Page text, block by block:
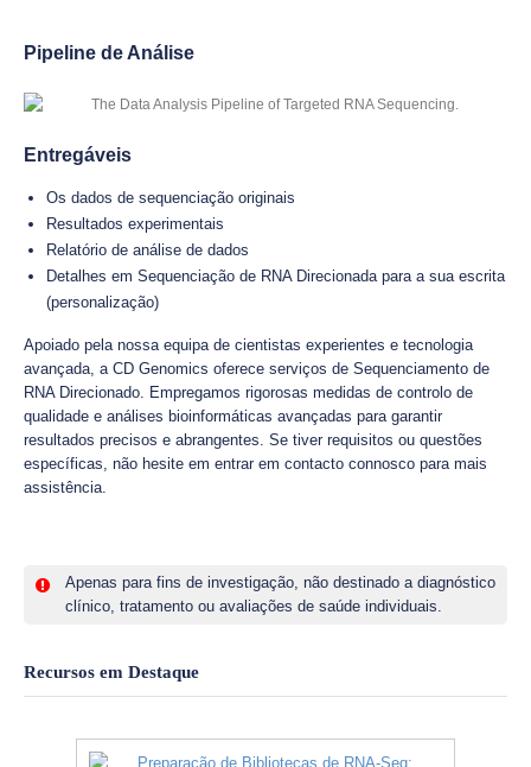
Pipeline de Análise
Entregáveis
Os dados de sequenciação originais
Resultados experimentais
Relatório de análise de dados
Detalhes em Sequenciação de RNA Direcionada para a sua escrita
(personalização)
Apoiado pela nossa equipa de cientistas experientes e tecnologia
avançada, a CD Genomics oferece serviços de Sequenciamento de
RNA Direcionado. Empregamos rigorosas medidas de controlo de
qualidade e análises bioinformáticas avançadas para garantir
resultados precisos e abrangentes. Se tiver requisitos ou questões
específicas, não hesite em entrar em contacto connosco para mais
assistência.
Apenas para fins de investigação, não destinado a diagnóstico
clínico, tratamento ou avaliações de saúde individuais.
Recursos em Destaque